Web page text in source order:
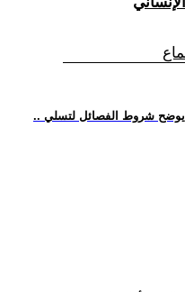
يوضح شروط الفصائل لتسلي